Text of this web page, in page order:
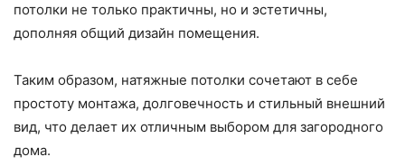
потолки не только практичны, но и эстетичны,
дополняя общий дизайн помещения.
Таким образом, натяжные потолки сочетают в себе
простоту монтажа, долговечность и стильный внешний
вид, что делает их отличным выбором для загородного
дома.